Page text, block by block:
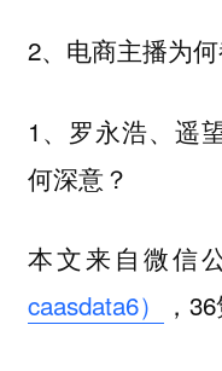
2、电商主播为何
1、罗永浩、遥
何深意？
本文来自微信
caasdata6）
，